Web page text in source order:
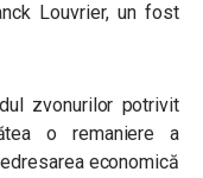
Louvrier, un fost
zvonurilor potrivit
o remaniere a
economică